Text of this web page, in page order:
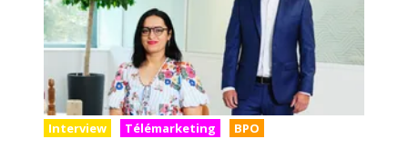
Interview Télémarketing BPO